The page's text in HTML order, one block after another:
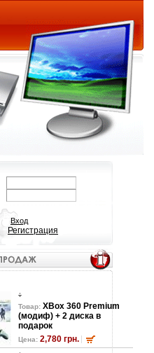
Регистрация
Товар: XBox 360 Premium
(модиф) + 2 диска в
подарок
Цена: 2,780 грн.